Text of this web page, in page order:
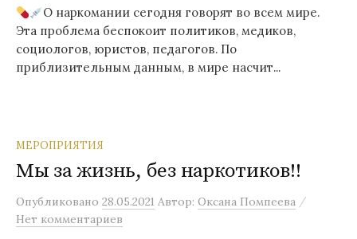
О наркомании сегодня говорят во всем мире.
Эта проблема беспокоит политиков, медиков,
социологов, юристов, педагогов. По
приблизительным данным, в мире насчит...
МЕРОПРИЯТИЯ
Мы за жизнь, без наркотиков!!
Опубликовано 28.05.2021 Автор: Оксана Помпеева /
Нет комментариев